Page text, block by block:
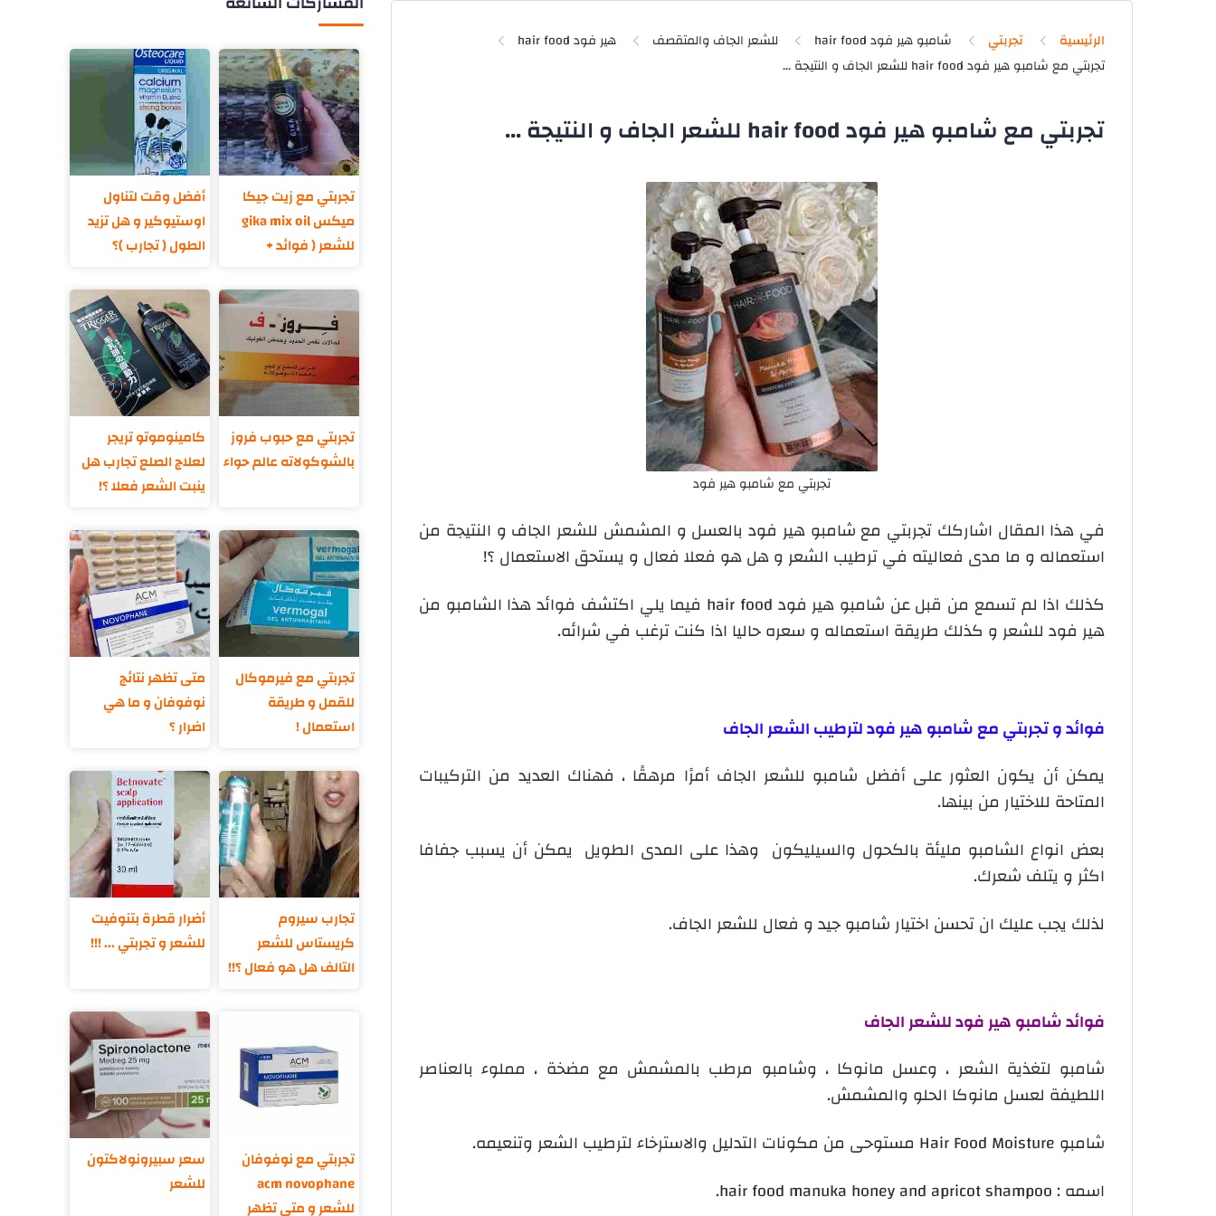
الرئيسية تجربتي شامبو هير فود hair food للشعر الجاف والمتقصف هير فود hair food
تجربتي مع شامبو هير فود hair food للشعر الجاف و النتيجة ...
تجربتي مع شامبو هير فود
في هذا المقال اشاركك تجربتي مع شامبو هير فود بالعسل و المشمش للشعر الجاف و النتيجة من
استعماله و ما مدى فعاليته في ترطيب الشعر و هل هو فعلا فعال و يستحق الاستعمال ؟!
كذلك اذا لم تسمع من قبل عن شامبو هير فود hair food فيما يلي اكتشف فوائد هذا الشامبو من
هير فود للشعر و كذلك طريقة استعماله و سعره حاليا اذا كنت ترغب في شرائه.
فوائد و تجربتي مع شامبو هير فود لترطيب الشعر الجاف
يمكن أن يكون العثور على أفضل شامبو للشعر الجاف أمرًا مرهقًا ، فهناك العديد من التركيبات
المتاحة للاختيار من بينها.
بعض انواع الشامبو مليئة بالكحول والسيليكون وهذا على المدى الطويل يمكن أن يسبب جفافا
اكثر و يتلف شعرك.
لذلك يجب عليك ان تحسن اختيار شامبو جيد و فعال للشعر الجاف.
فوائد شامبو هير فود للشعر الجاف
شامبو لتغذية الشعر ، وعسل مانوكا ، وشامبو مرطب بالمشمش مع مضخة ، مملوء بالعناصر
اللطيفة لعسل مانوكا الحلو والمشمش.
شامبو Hair Food Moisture مستوحى من مكونات التدليل والاسترخاء لترطيب الشعر وتنعيمه.
اسمه : hair food manuka honey and apricot shampoo.
تجربتي مع زيت جيكا
ميكس gika mix oil
للشعر ( فوائد +
أفضل وقت لتناول
اوستيوكير و هل تزيد
الطول ( تجارب )؟
تجربتي مع حبوب فروز
بالشوكولاته عالم حواء
كامينوموتو تريجر
لعلاج الصلع تجارب هل
ينبت الشعر فعلا ؟!
تجربتي مع فيرموكال
للقمل و طريقة
استعمال !
متى تظهر نتائج
نوفوفان و ما هي
اضرار ؟
تجارب سيروم
كريستاس للشعر
التالف هل هو فعال ؟!!
أضرار قطرة بتنوفيت
للشعر و تجربتي ... !!!
تجربتي مع نوفوفان
acm novophane
للشعر و متى تظهر
سعر سبيرونولاكتون
للشعر